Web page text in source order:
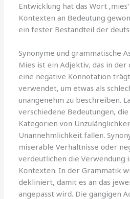
Entwicklung hat das Wort
Kontexten an Bedeutung
ein fester Bestandteil der
Synonyme und grammatische
Mies ist ein Adjektiv, das in der
eine negative Konnotation
verwendet, um etwas als
unangenehm zu beschreiben.
verschiedene Bedeutungen,
Kategorien von
Unannehmlichkeit fallen.
miserable Verhältnisse oder
verdeutlichen die Verwendung
Kontexten. In der Grammatik
dekliniert, damit es an das
angepasst wird. Die gängigen